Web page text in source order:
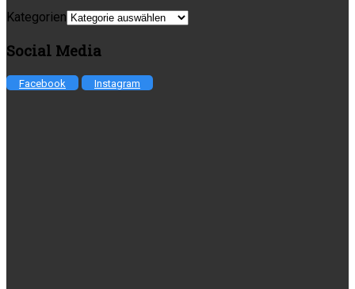
Kategorien
Social Media
Facebook Instagram